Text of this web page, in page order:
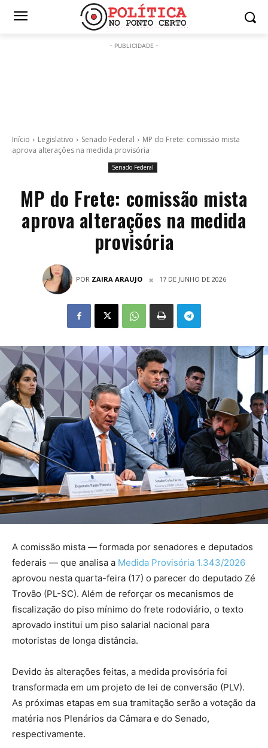
- PUBLICIDADE -
Início Legislativo Senado Federal
MP do Frete: comissão mista
aprova alterações na medida provisória
Senado Federal
MP do Frete: comissão mista
aprova alterações na medida
provisória
POR ZAIRA ARAUJO 17 DE JUNHO DE 2026
A comissão mista — formada por senadores e deputados
federais — que analisa a Medida Provisória 1.343/2026
aprovou nesta quarta-feira (17) o parecer do deputado Zé
Trovão (PL-SC). Além de reforçar os mecanismos de
fiscalização do piso mínimo do frete rodoviário, o texto
aprovado institui um piso salarial nacional para
motoristas de longa distância.
Devido às alterações feitas, a medida provisória foi
transformada em um projeto de lei de conversão (PLV).
As próximas etapas em sua tramitação serão a votação da
matéria nos Plenários da Câmara e do Senado,
respectivamente.